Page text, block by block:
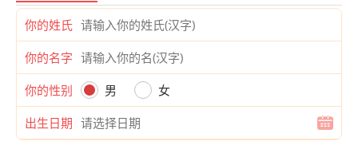
你的姓氏
你的名字
你的性别 男 女
出生日期